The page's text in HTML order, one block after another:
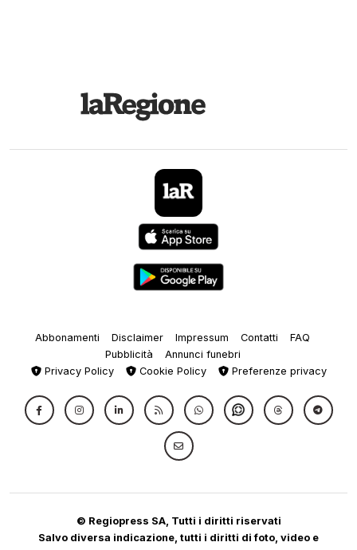
Abbonamenti Disclaimer Impressum Contatti
FAQ
Pubblicità
Annunci funebri
Privacy Policy
Cookie Policy Preferenze privacy
© Regiopress SA, Tutti i diritti riservati
Salvo diversa indicazione, tutti i diritti di foto, video e